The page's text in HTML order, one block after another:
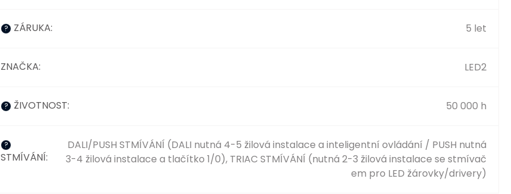
? ZÁRUKA: 5 let
ZNAČKA: LED2
? ŽIVOTNOST: 50 000 h
?
STMÍVÁNÍ:
DALI/PUSH STMÍVÁNÍ (DALI nutná 4-5 žilová instalace a inteligentní ovládání / PUSH nutná
3-4 žilová instalace a tlačítko 1/0), TRIAC STMÍVÁNÍ (nutná 2-3 žilová instalace se stmívač
em pro LED žárovky/drivery)